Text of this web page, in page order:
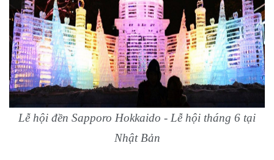
Lễ hội đền Sapporo Hokkaido - Lễ hội tháng 6 tại
Nhật Bản